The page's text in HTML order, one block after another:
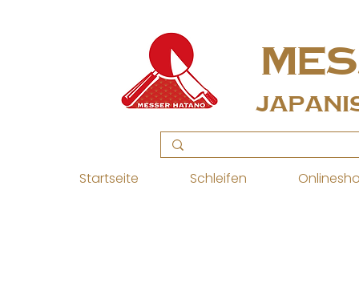
Startseite Schleifen